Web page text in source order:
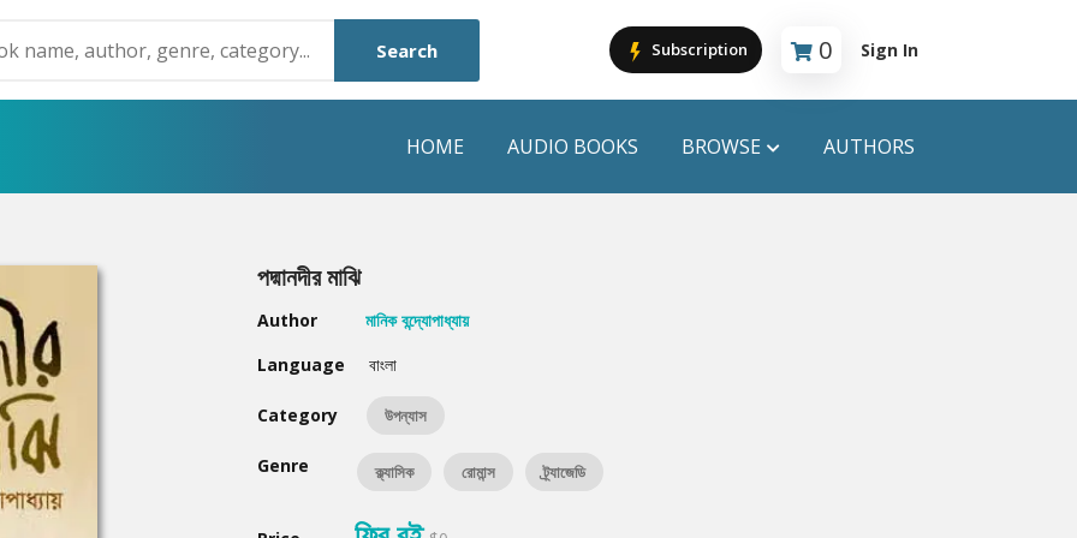
Search Subscription 0
Cart is empty
Sign In
HOME AUDIO BOOKS BROWSE
Humayun Ahmed
Mouri Morium
Hot & New
AUTHORS
পদ্মানদীর মাঝি
Author
মানিক বন্দ্যোপাধ্যায়
Language
বাংলা
Category উপন্যাস
Genre ক্ল্যাসিক রোমান্স ট্র্যাজেডি